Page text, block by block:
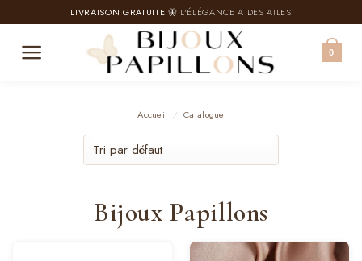
au
contenu
LIVRAISON GRATUITE 🦋 L'ÉLÉGANCE A DES AILES
0
Accueil / Catalogue
Bijoux Papillons